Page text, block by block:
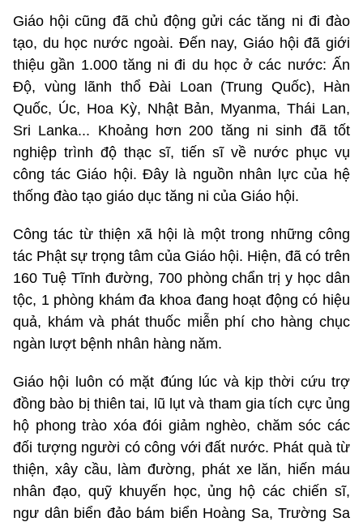
Giáo hội cũng đã chủ động gửi các tăng ni đi đào
tạo, du học nước ngoài. Đến nay, Giáo hội đã giới
thiệu gần 1.000 tăng ni đi du học ở các nước: Ấn
Độ, vùng lãnh thổ Đài Loan (Trung Quốc), Hàn
Quốc, Úc, Hoa Kỳ, Nhật Bản, Myanma, Thái Lan,
Sri Lanka... Khoảng hơn 200 tăng ni sinh đã tốt
nghiệp trình độ thạc sĩ, tiến sĩ về nước phục vụ
công tác Giáo hội. Đây là nguồn nhân lực của hệ
thống đào tạo giáo dục tăng ni của Giáo hội.
Công tác từ thiện xã hội là một trong những công
tác Phật sự trọng tâm của Giáo hội. Hiện, đã có trên
160 Tuệ Tĩnh đường, 700 phòng chẩn trị y học dân
tộc, 1 phòng khám đa khoa đang hoạt động có hiệu
quả, khám và phát thuốc miễn phí cho hàng chục
ngàn lượt bệnh nhân hàng năm.
Giáo hội luôn có mặt đúng lúc và kịp thời cứu trợ
đồng bào bị thiên tai, lũ lụt và tham gia tích cực ủng
hộ phong trào xóa đói giảm nghèo, chăm sóc các
đối tượng người có công với đất nước. Phát quà từ
thiện, xây cầu, làm đường, phát xe lăn, hiến máu
nhân đạo, quỹ khuyến học, ủng hộ các chiến sĩ,
ngư dân biển đảo bám biển Hoàng Sa, Trường Sa